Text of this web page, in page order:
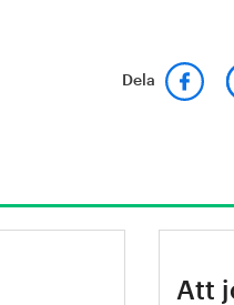
Dela
Att